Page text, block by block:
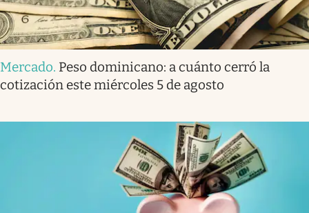
Mercado. Peso dominicano: a cuánto cerró la
cotización este miércoles 5 de agosto